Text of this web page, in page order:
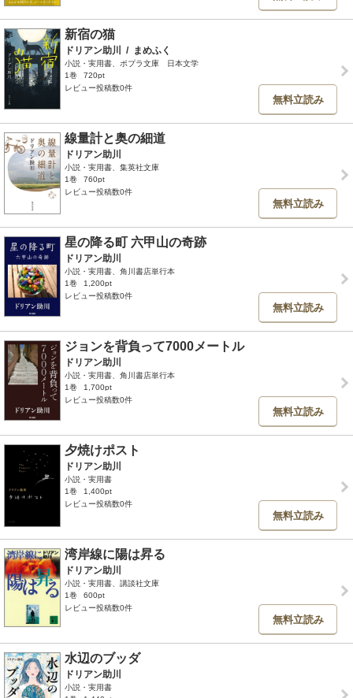
新宿の猫
ドリアン助川 / まめふく
小説・実用書、ポプラ文庫 日本文学
1巻
720pt
レビュー投稿数0件
無料立読み
線量計と奥の細道
ドリアン助川
小説・実用書、集英社文庫
1巻
760pt
レビュー投稿数0件
無料立読み
星の降る町 六甲山の奇跡
ドリアン助川
小説・実用書、角川書店単行本
1巻
1,200pt
レビュー投稿数0件
無料立読み
ジョンを背負って7000メートル
ドリアン助川
小説・実用書、角川書店単行本
1巻
1,700pt
レビュー投稿数0件
無料立読み
夕焼けポスト
ドリアン助川
小説・実用書
1巻
1,400pt
レビュー投稿数0件
無料立読み
湾岸線に陽は昇る
ドリアン助川
小説・実用書、講談社文庫
1巻
600pt
レビュー投稿数0件
無料立読み
水辺のブッダ
ドリアン助川
小説・実用書